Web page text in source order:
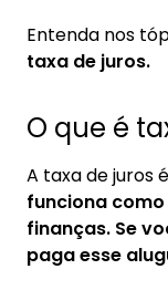
Entenda nos
taxa de juros.
O que é
A taxa de juros
funciona como
finanças. Se
paga esse